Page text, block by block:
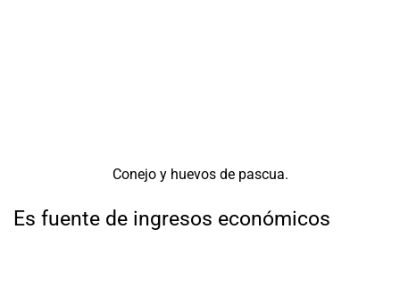
Conejo y huevos de pascua.
Es fuente de ingresos económicos